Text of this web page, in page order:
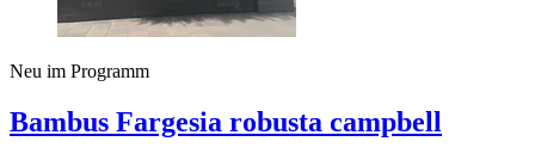
Neu im Programm
Bambus Fargesia robusta campbell